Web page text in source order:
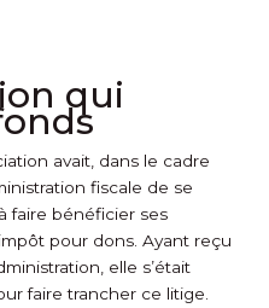
qui
avait, dans le cadre
fiscale de se
faire bénéficier ses
pour dons. Ayant reçu
elle s’était
faire trancher ce litige.